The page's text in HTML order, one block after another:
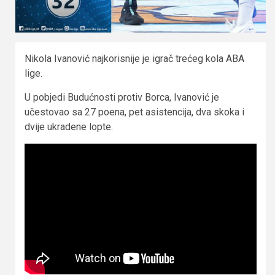
Nikola Ivanović najkorisnije je igrač trećeg kola ABA
lige.
U pobjedi Budućnosti protiv Borca, Ivanović je
učestovao sa 27 poena, pet asistencija, dva skoka i
dvije ukradene lopte.